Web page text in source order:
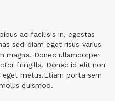
ac facilisis in, egestas
sed diam eget risus varius
magna. Donec ullamcorper
fringilla. Donec id elit non
metus.Etiam porta sem
euismod.